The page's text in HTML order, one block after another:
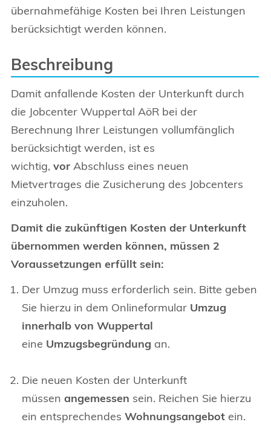
übernahmefähige Kosten bei Ihren Leistungen
berücksichtigt werden können.
Beschreibung
Damit anfallende Kosten der Unterkunft durch
die Jobcenter Wuppertal AöR bei der
Berechnung Ihrer Leistungen vollumfänglich
berücksichtigt werden, ist es
wichtig, vor Abschluss eines neuen
Mietvertrages die Zusicherung des Jobcenters
einzuholen.
Damit die zukünftigen Kosten der Unterkunft
übernommen werden können, müssen 2
Voraussetzungen erfüllt sein:
Der Umzug muss erforderlich sein. Bitte geben
Sie hierzu in dem Onlineformular Umzug
innerhalb von Wuppertal
eine Umzugsbegründung an.
Die neuen Kosten der Unterkunft
müssen angemessen sein. Reichen Sie hierzu
ein entsprechendes Wohnungsangebot ein.